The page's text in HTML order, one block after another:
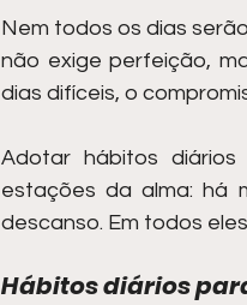
Nem todos os dias
não exige perfeição,
dias difíceis, o
Adotar hábitos
estações da alma: há
descanso. Em todos
Hábitos diários